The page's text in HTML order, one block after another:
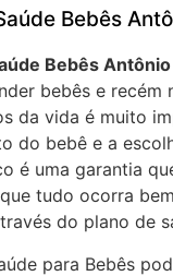
Bebês
Bebês Antônio
bebês e recém
da vida é muito
do bebê e a
é uma garantia
tudo ocorra
do plano de
para Bebês